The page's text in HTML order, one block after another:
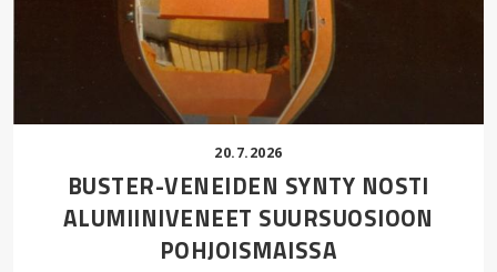
20.7.2026
BUSTER-VENEIDEN SYNTY NOSTI
ALUMIINIVENEET SUURSUOSIOON
POHJOISMAISSA